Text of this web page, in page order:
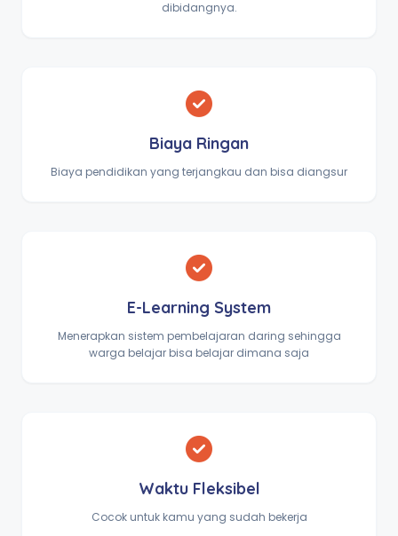
dibidangnya.
Biaya Ringan
Biaya pendidikan yang terjangkau dan bisa diangsur
E-Learning System
Menerapkan sistem pembelajaran daring sehingga
warga belajar bisa belajar dimana saja
Waktu Fleksibel
Cocok untuk kamu yang sudah bekerja